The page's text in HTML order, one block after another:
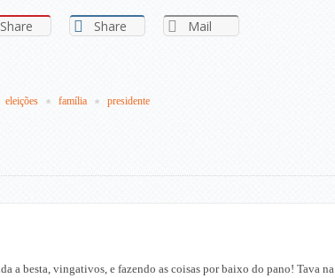
Share Share Mail
eleições família presidente
a besta, vingativos, e fazendo as coisas por baixo do pano! Tava na